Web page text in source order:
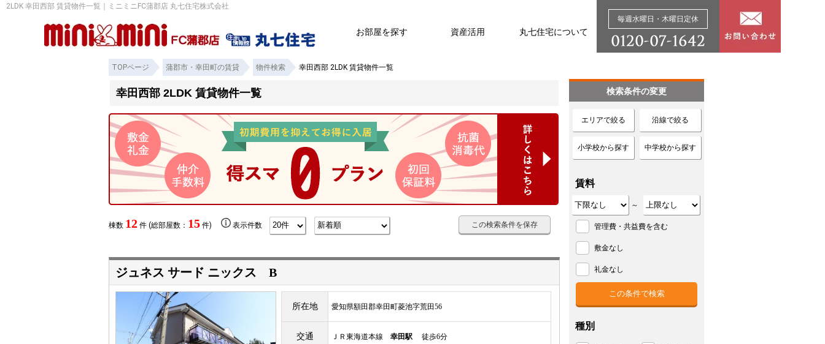
2LDK 幸田西部 賃貸物件一覧｜ミニミニFC蒲郡店 丸七住宅株式会社
お部屋を探す 資産活用 丸七住宅について
毎週水曜日・木曜日定休
TOPページ 蒲郡市・幸田町の賃貸 物件検索 幸田西部 2LDK 賃貸物件一覧
幸田西部 2LDK 賃貸物件一覧
棟数 12 件 (総部屋数： 15 件) 表示件数 この検索条件を保存
ジュネス サード ニックス B
所在地 愛知県額田郡幸田町菱池字荒田56
交通 ＪＲ東海道本線 幸田駅 徒歩6分
検索条件の変更
エリアで絞る 沿線で絞る
小学校から探す 中学校から探す
賃料
～
管理費・共益費を含む
敷金なし
礼金なし
種別